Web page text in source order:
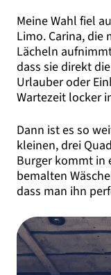
Meine Wahl fiel
Limo. Carina, die
Lächeln
dass sie direkt
Urlauber oder
Wartezeit locker
Dann ist es so
kleinen, drei
Burger kommt
bemalten
dass man ihn